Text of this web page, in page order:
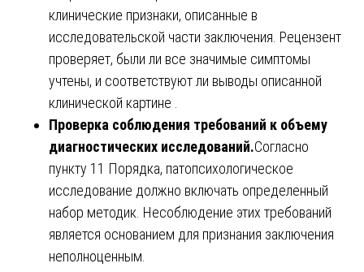
клинические признаки, описанные в
исследовательской части заключения. Рецензент
проверяет, были ли все значимые симптомы
учтены, и соответствуют ли выводы описанной
клинической картине .
Проверка соблюдения требований к объему
диагностических исследований.Согласно
пункту 11 Порядка, патопсихологическое
исследование должно включать определенный
набор методик. Несоблюдение этих требований
является основанием для признания заключения
неполноценным.